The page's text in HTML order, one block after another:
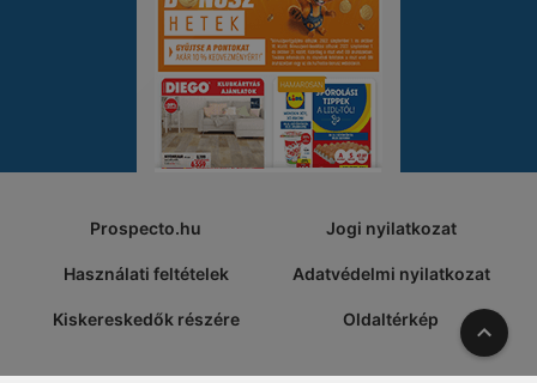
Prospecto.hu Jogi nyilatkozat
Használati feltételek Adatvédelmi nyilatkozat
Kiskereskedők részére Oldaltérkép A